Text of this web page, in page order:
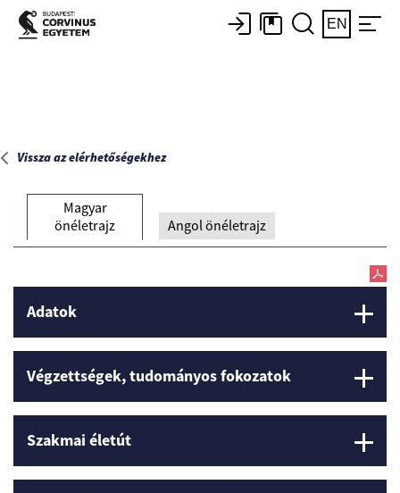
Főoldal
EN
Vissza az elérhetőségekhez
Magyar
önéletrajz
Angol önéletrajz
Adatok
Végzettségek, tudományos fokozatok
Szakmai életút